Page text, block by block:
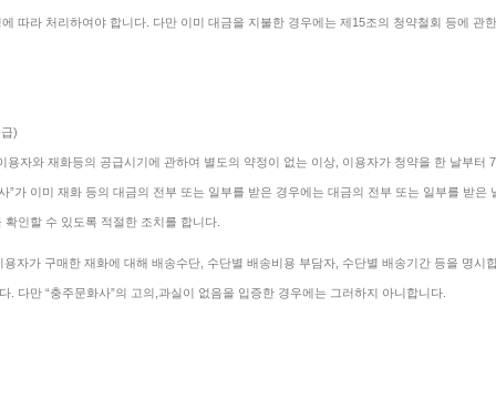
따라 처리하여야 합니다. 다만 이미 대금을 지불한 경우에는 제15조의 청약철회 등에 관
)
용자와 재화등의 공급시기에 관하여 별도의 약정이 없는 이상, 이용자가 청약을 한 날부
”가 이미 재화 등의 대금의 전부 또는 일부를 받은 경우에는 대금의 전부 또는 일부를 받
확인할 수 있도록 적절한 조치를 합니다.
자가 구매한 재화에 대해 배송수단, 수단별 배송비용 부담자, 수단별 배송기간 등을 명
. 다만 “충주문화사”의 고의,과실이 없음을 입증한 경우에는 그러하지 아니합니다.